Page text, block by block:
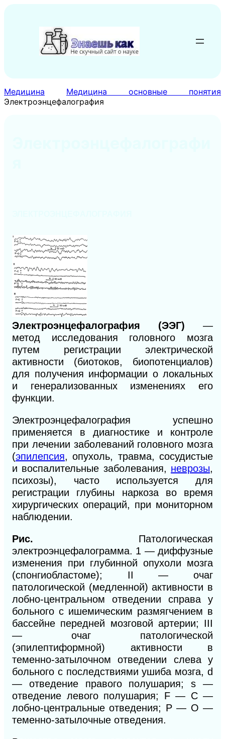
содержимому
Медицина
Медицина основные понятия
Электроэнцефалография
Электроэнцефалография (ЭЭГ) —
метод исследования головного мозга
путем регистрации электрической
активности (биотоков, биопотенциалов)
для получения информации о локальных
и генерализованных изменениях его
функции.
Электроэнцефалография успешно
применяется в диагностике и контроле
при лечении заболеваний головного мозга
(эпилепсия, опухоль, травма, сосудистые
и воспалительные заболевания, неврозы,
психозы), часто используется для
регистрации глубины наркоза во время
хирургических операций, при мониторном
наблюдении.
Рис. Патологическая
электроэнцефалограмма. 1 — диффузные
изменения при глубинной опухоли мозга
(спонгиобластоме); II — очаг
патологической (медленной) активности в
лобно-центральном отведении справа у
больного с ишемическим размягчением в
бассейне передней мозговой артерии; III
— очаг патологической
(эпилептиформной) активности в
теменно-затылочном отведении слева у
больного с последствиями ушиба мозга, d
— отведение правого полушария; s —
отведение левого полушария; F — С —
лобно-центральные отведения; Р — О —
теменно-затылочные отведения.